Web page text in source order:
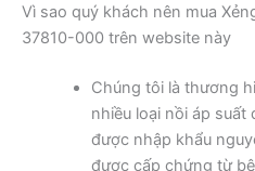
Vì sao quý khách nên mua
37810-000 trên website này
Chúng tôi là thương
nhiều loại nồi áp
được nhập khẩu
được cấp chứng từ